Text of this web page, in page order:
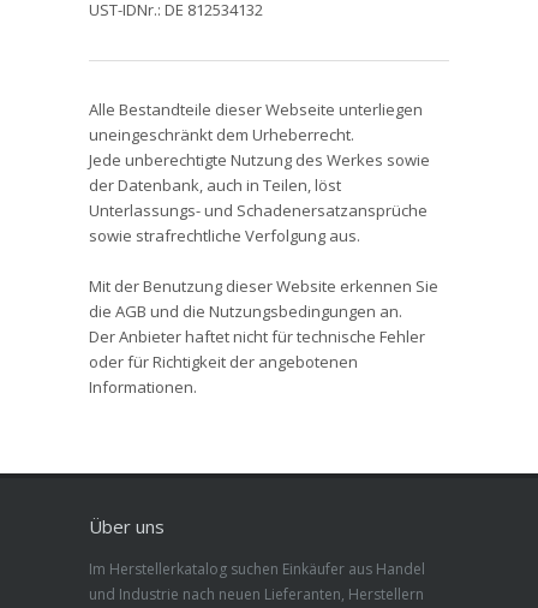
UST-IDNr.: DE 812534132
Alle Bestandteile dieser Webseite unterliegen
uneingeschränkt dem Urheberrecht.
Jede unberechtigte Nutzung des Werkes sowie
der Datenbank, auch in Teilen, löst
Unterlassungs- und Schadenersatzansprüche
sowie strafrechtliche Verfolgung aus.
Mit der Benutzung dieser Website erkennen Sie
die AGB und die Nutzungsbedingungen an.
Der Anbieter haftet nicht für technische Fehler
oder für Richtigkeit der angebotenen
Informationen.
Über uns
Im Herstellerkatalog suchen Einkäufer aus Handel
und Industrie nach neuen Lieferanten, Herstellern